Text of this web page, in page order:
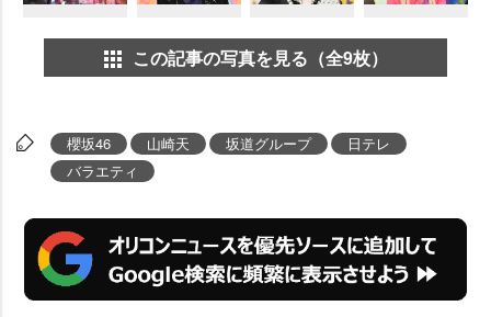
この記事の写真を見る（全9枚）
櫻坂46 山崎天 坂道グループ
日テレ
バラエティ